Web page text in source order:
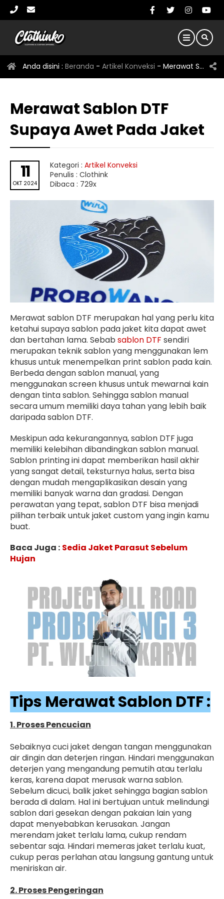
Anda disini : Beranda - Artikel Konveksi - Merawat Sablon DTF Supaya Awet Pada Jaket
Merawat Sablon DTF
Supaya Awet Pada Jaket
11
OKT 2024
Kategori : Artikel Konveksi
Penulis : Clothink
Dibaca : 729x
Merawat sablon DTF merupakan hal yang perlu kita
ketahui supaya sablon pada jaket kita dapat awet
dan bertahan lama. Sebab sablon DTF sendiri
merupakan teknik sablon yang menggunakan lem
khusus untuk menempelkan print sablon pada kain.
Berbeda dengan sablon manual, yang
menggunakan screen khusus untuk mewarnai kain
dengan tinta sablon. Sehingga sablon manual
secara umum memiliki daya tahan yang lebih baik
daripada sablon DTF.
Meskipun ada kekurangannya, sablon DTF juga
memiliki kelebihan dibandingkan sablon manual.
Sablon printing ini dapat memberikan hasil akhir
yang sangat detail, teksturnya halus, serta bisa
dengan mudah mengaplikasikan desain yang
memiliki banyak warna dan gradasi. Dengan
perawatan yang tepat, sablon DTF bisa menjadi
pilihan terbaik untuk jaket custom yang ingin kamu
buat.
Baca Juga : Sedia Jaket Parasut Sebelum
Hujan
Tips Merawat Sablon DTF :
1. Proses Pencucian
Sebaiknya cuci jaket dengan tangan menggunakan
air dingin dan deterjen ringan. Hindari menggunakan
deterjen yang mengandung pemutih atau terlalu
keras, karena dapat merusak warna sablon.
Sebelum dicuci, balik jaket sehingga bagian sablon
berada di dalam. Hal ini bertujuan untuk melindungi
sablon dari gesekan dengan pakaian lain yang
dapat menyebabkan kerusakan. Jangan
merendam jaket terlalu lama, cukup rendam
sebentar saja. Hindari memeras jaket terlalu kuat,
cukup peras perlahan atau langsung gantung untuk
meniriskan air.
2. Proses Pengeringan